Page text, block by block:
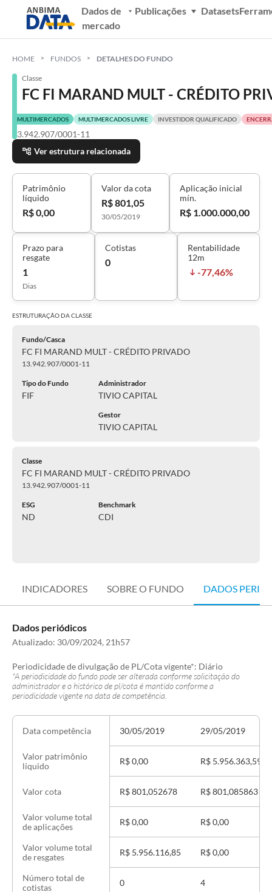
Dados de
mercado
Publicações Datasets
HOME FUNDOS DETALHES DO FUNDO
Classe
FC FI MARAND MULT - CRÉDITO
MULTIMERCADOS MULTIMERCADOS LIVRE INVESTIDOR QUALIFICADO
13.942.907/0001-11
Ver estrutura relacionada
Patrimônio
líquido
R$ 0,00
Valor da cota
R$ 801,05
30/05/2019
Aplicação inicial
mín.
R$ 1.000.000,00
Prazo para
resgate
1
Dias
Cotistas
0
Rentabilidade
12m
-77,46%
ESTRUTURAÇÃO DACLASSE
Fundo/Casca
FC FI MARAND MULT - CRÉDITO PRIVADO
13.942.907/0001-11
Tipo do Fundo
FIF
Administrador
TIVIO CAPITAL
Gestor
TIVIO CAPITAL
Classe
FC FI MARAND MULT - CRÉDITO PRIVADO
13.942.907/0001-11
ESG
ND
Benchmark
CDI
INDICADORES SOBRE O FUNDO DADOS
Dados periódicos
Atualizado: 30/09/2024, 21h57
Periodicidade de divulgação de PL/Cota vigente*: Diário
*A periodicidade do fundo pode ser alterada conforme solicitação do
administrador e o histórico de pl/cota é mantido conforme a
periodicidade vigente na data de competência.
Data competência
Valor patrimônio
líquido
Valor cota
Valor volume total
de aplicações
Valor volume total
de resgates
Número total de
cotistas
30/05/2019
R$ 0,00
R$ 801,052678
R$ 0,00
R$ 5.956.116,85
0
29/05/2019
R$ 5.956.363,59
R$ 801,085863
R$ 0,00
R$ 0,00
4